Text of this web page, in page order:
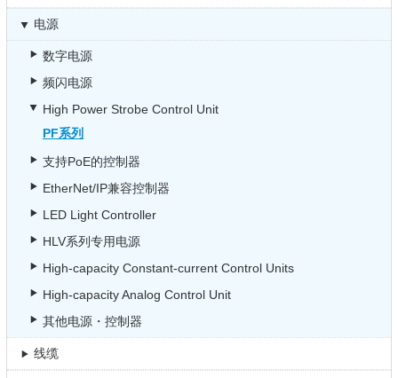
电源
数字电源
频闪电源
High Power Strobe Control Unit
PF系列
支持PoE的控制器
EtherNet/IP兼容控制器
LED Light Controller
HLV系列专用电源
High-capacity Constant-current Control Units
High-capacity Analog Control Unit
其他电源・控制器
线缆